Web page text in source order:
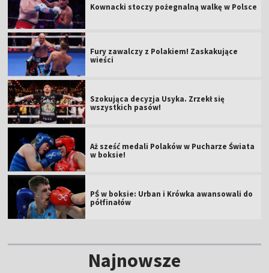
Kownacki stoczy pożegnalną walkę w Polsce
Fury zawalczy z Polakiem! Zaskakujące
wieści
Szokująca decyzja Usyka. Zrzekł się
wszystkich pasów!
Aż sześć medali Polaków w Pucharze Świata
w boksie!
PŚ w boksie: Urban i Krówka awansowali do
półfinałów
Najnowsze